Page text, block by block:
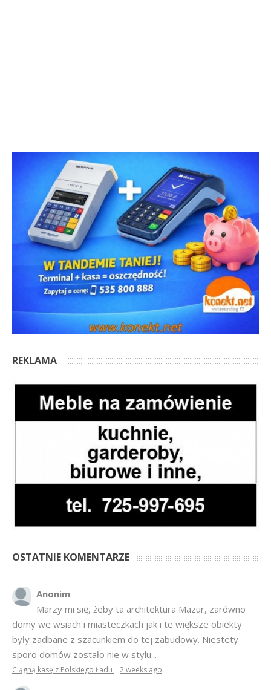
REKLAMA
OSTATNIE KOMENTARZE
Anonim
Marzy mi się, żeby ta architektura Mazur, zarówno
domy we wsiach i miasteczkach jak i te większe obiekty
były zadbane z szacunkiem do tej zabudowy. Niestety
sporo domów zostało nie w stylu...
Ciągną kasę z Polskiego Ładu · 2 weeks ago